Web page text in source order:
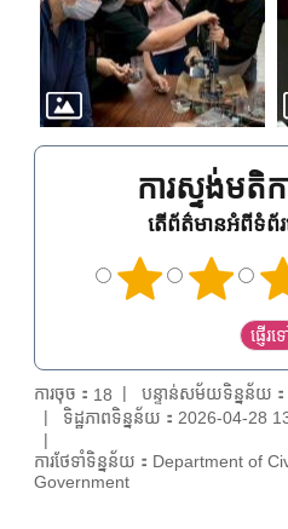
ការស្ទង់មតិ
តើព័ត៌មានអំពីទំព័
ការចុច： 18
បន្ទាន់សម័យទិន្នន័យ
ទិដ្ឋភាពទិន្នន័យ：2026-04-28
ការថែទាំទិន្នន័យ：Department of
Government